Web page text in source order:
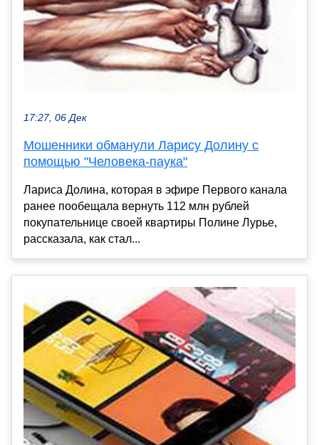
17:27, 06 Дек
Мошенники обманули Ларису Долину с
помощью "Человека-паука"
Лариса Долина, которая в эфире Первого канала
ранее пообещала вернуть 112 млн рублей
покупательнице своей квартиры Полине Лурье,
рассказала, как стал...